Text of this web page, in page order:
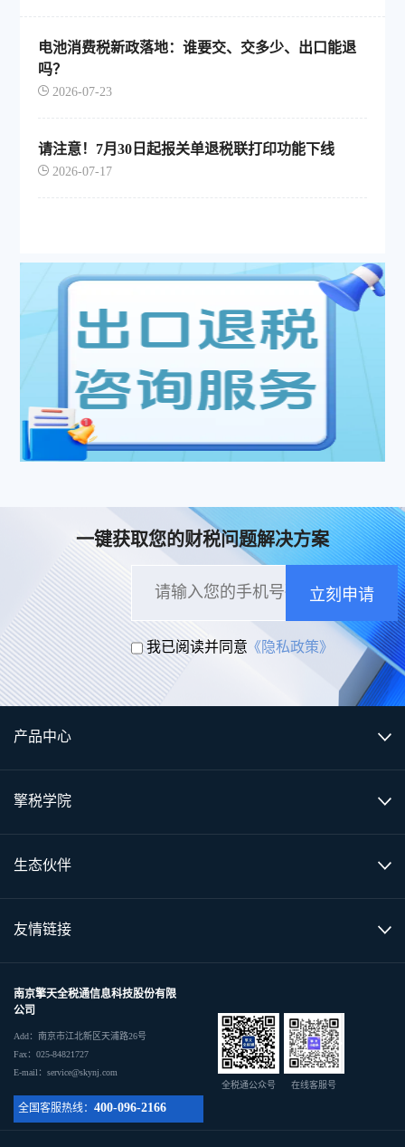
电池消费税新政落地：谁要交、交多少、出口能退
吗？
2026-07-23
请注意！7月30日起报关单退税联打印功能下线
2026-07-17
一键获取您的财税问题解决方案
立刻申请
我已阅读并同意 《隐私政策》
产品中心
擎税学院
生态伙伴
友情链接
南京擎天全税通信息科技股份有限
公司
Add：南京市江北新区天浦路26号
Fax：025-84821727
E-mail：service@skynj.com
全国客服热线： 400-096-2166
全税通公众号 在线客服号